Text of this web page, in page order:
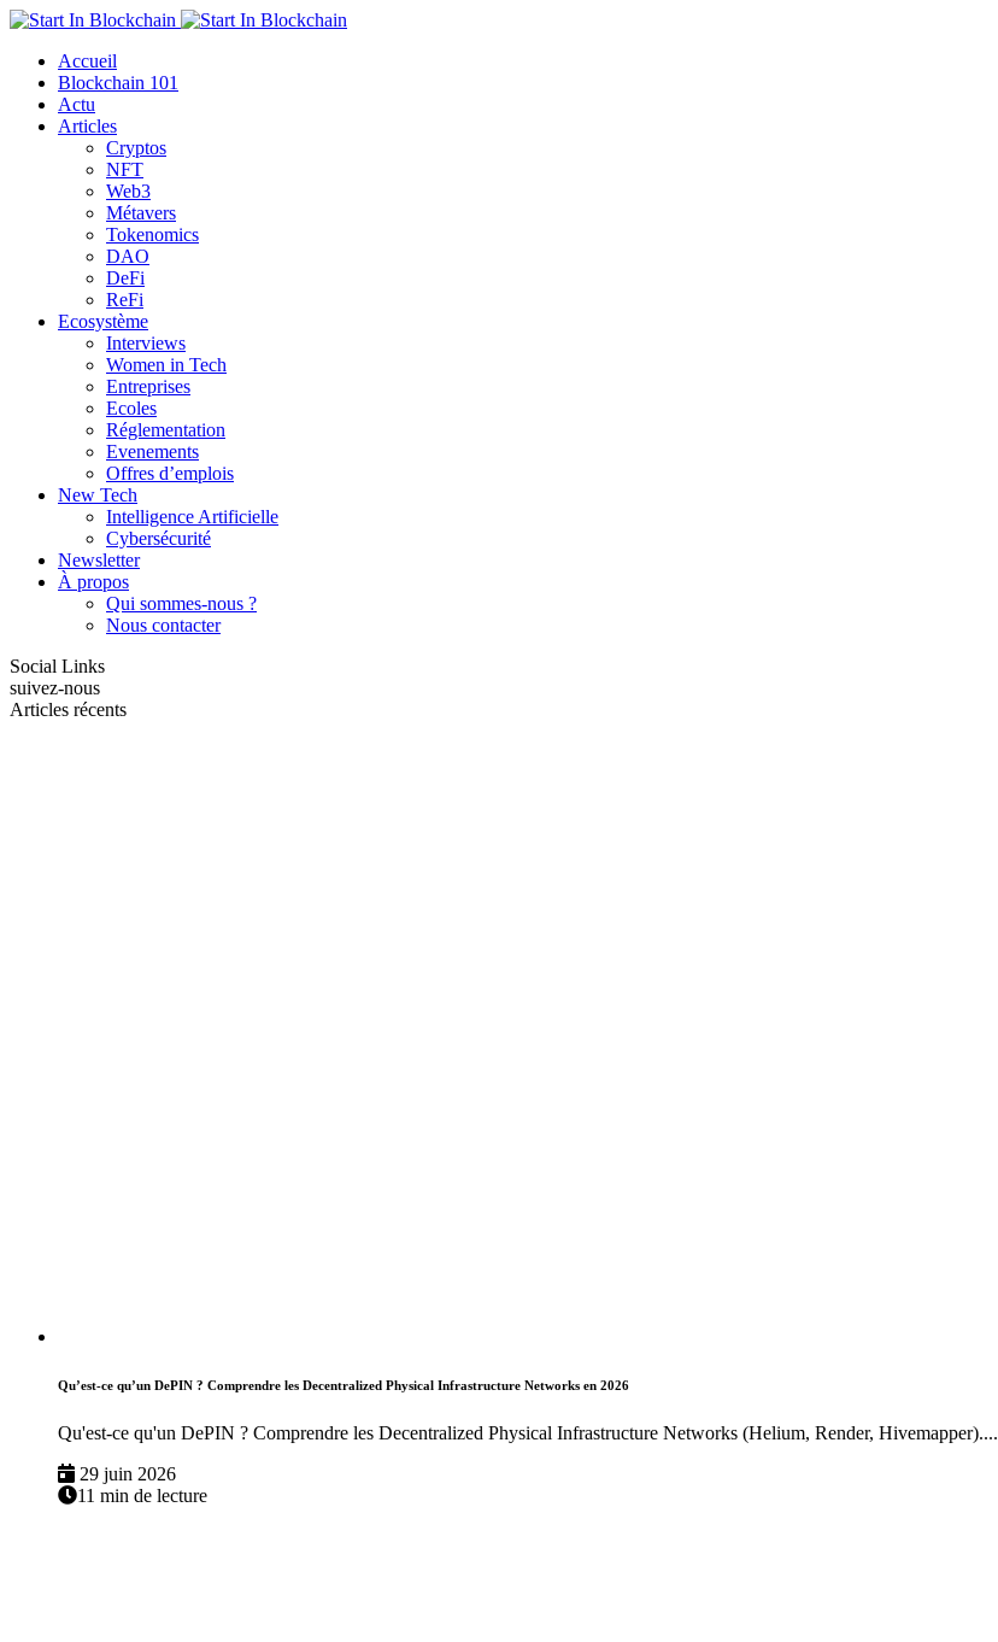
Accueil
Blockchain 101
Actu
Articles
Cryptos
NFT
Web3
Métavers
Tokenomics
DAO
DeFi
ReFi
Ecosystème
Interviews
Women in Tech
Entreprises
Ecoles
Réglementation
Evenements
Offres d’emplois
New Tech
Intelligence Artificielle
Cybersécurité
Newsletter
À propos
Qui sommes-nous ?
Nous contacter
Social Links
suivez-nous
Articles récents
Qu’est-ce qu’un DePIN ? Comprendre les Decentralized Physical Infrastructure Networks en 2026
Qu'est-ce qu'un DePIN ? Comprendre les Decentralized Physical Infrastructure Networks (Helium, Render, Hivemapper)....
29 juin 2026
11 min de lecture